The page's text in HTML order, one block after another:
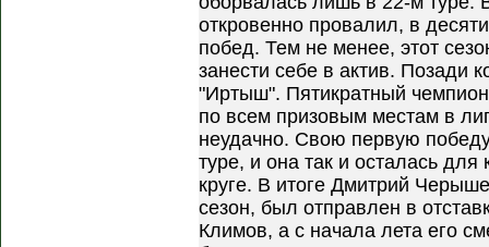
откровенно провалил, в
побед. Тем не менее, этот
занести себе в актив. Позади
"Иртыш". Пятикратный
по всем призовым местам в
неудачно. Свою первую
туре, и она так и осталась
круге. В итоге Дмитрий
сезон, был отправлен в
Климов, а с начала лета его